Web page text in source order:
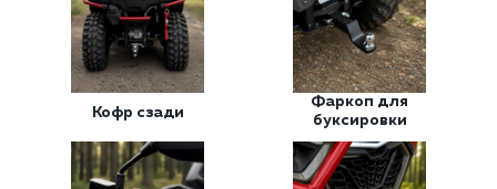
Кофр сзади
Фаркоп для
буксировки